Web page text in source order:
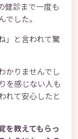
健診まで一度も
した。
」と言われて驚
かりませんでし
を感じない人も
れて安心したと
を教えてもらっ